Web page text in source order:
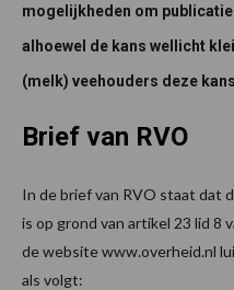
mogelijkheden om
alhoewel de kans wellicht
(melk) veehouders deze
Brief van RVO
In de brief van RVO staat dat
is op grond van artikel 23 lid
de website www.overheid.nl
als volgt: